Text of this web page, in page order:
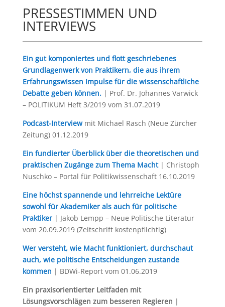
PRESSESTIMMEN UND
INTERVIEWS
Ein gut komponiertes und flott geschriebenes
Grundlagenwerk von Praktikern, die aus ihrem
Erfahrungswissen Impulse für die wissenschaftliche
Debatte geben können. | Prof. Dr. Johannes Varwick
– POLITIKUM Heft 3/2019 vom 31.07.2019
Podcast-Interview mit Michael Rasch (Neue Zürcher
Zeitung) 01.12.2019
Ein fundierter Überblick über die theoretischen und
praktischen Zugänge zum Thema Macht | Christoph
Nuschko – Portal für Politikwissenschaft 16.10.2019
Eine höchst spannende und lehrreiche Lektüre
sowohl für Akademiker als auch für politische
Praktiker | Jakob Lempp – Neue Politische Literatur
vom 20.09.2019 (Zeitschrift kostenpflichtig)
Wer versteht, wie Macht funktioniert, durchschaut
auch, wie politische Entscheidungen zustande
kommen | BDWi-Report vom 01.06.2019
Ein praxisorientierter Leitfaden mit
Lösungsvorschlägen zum besseren Regieren |